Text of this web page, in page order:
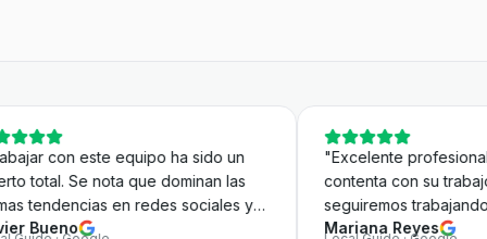
ha sido un
dominan las
sociales y
más valoro es
" Excelente profesional estoy muy
contenta con su trabajo. Sin duda
seguiremos trabajando con Quique."